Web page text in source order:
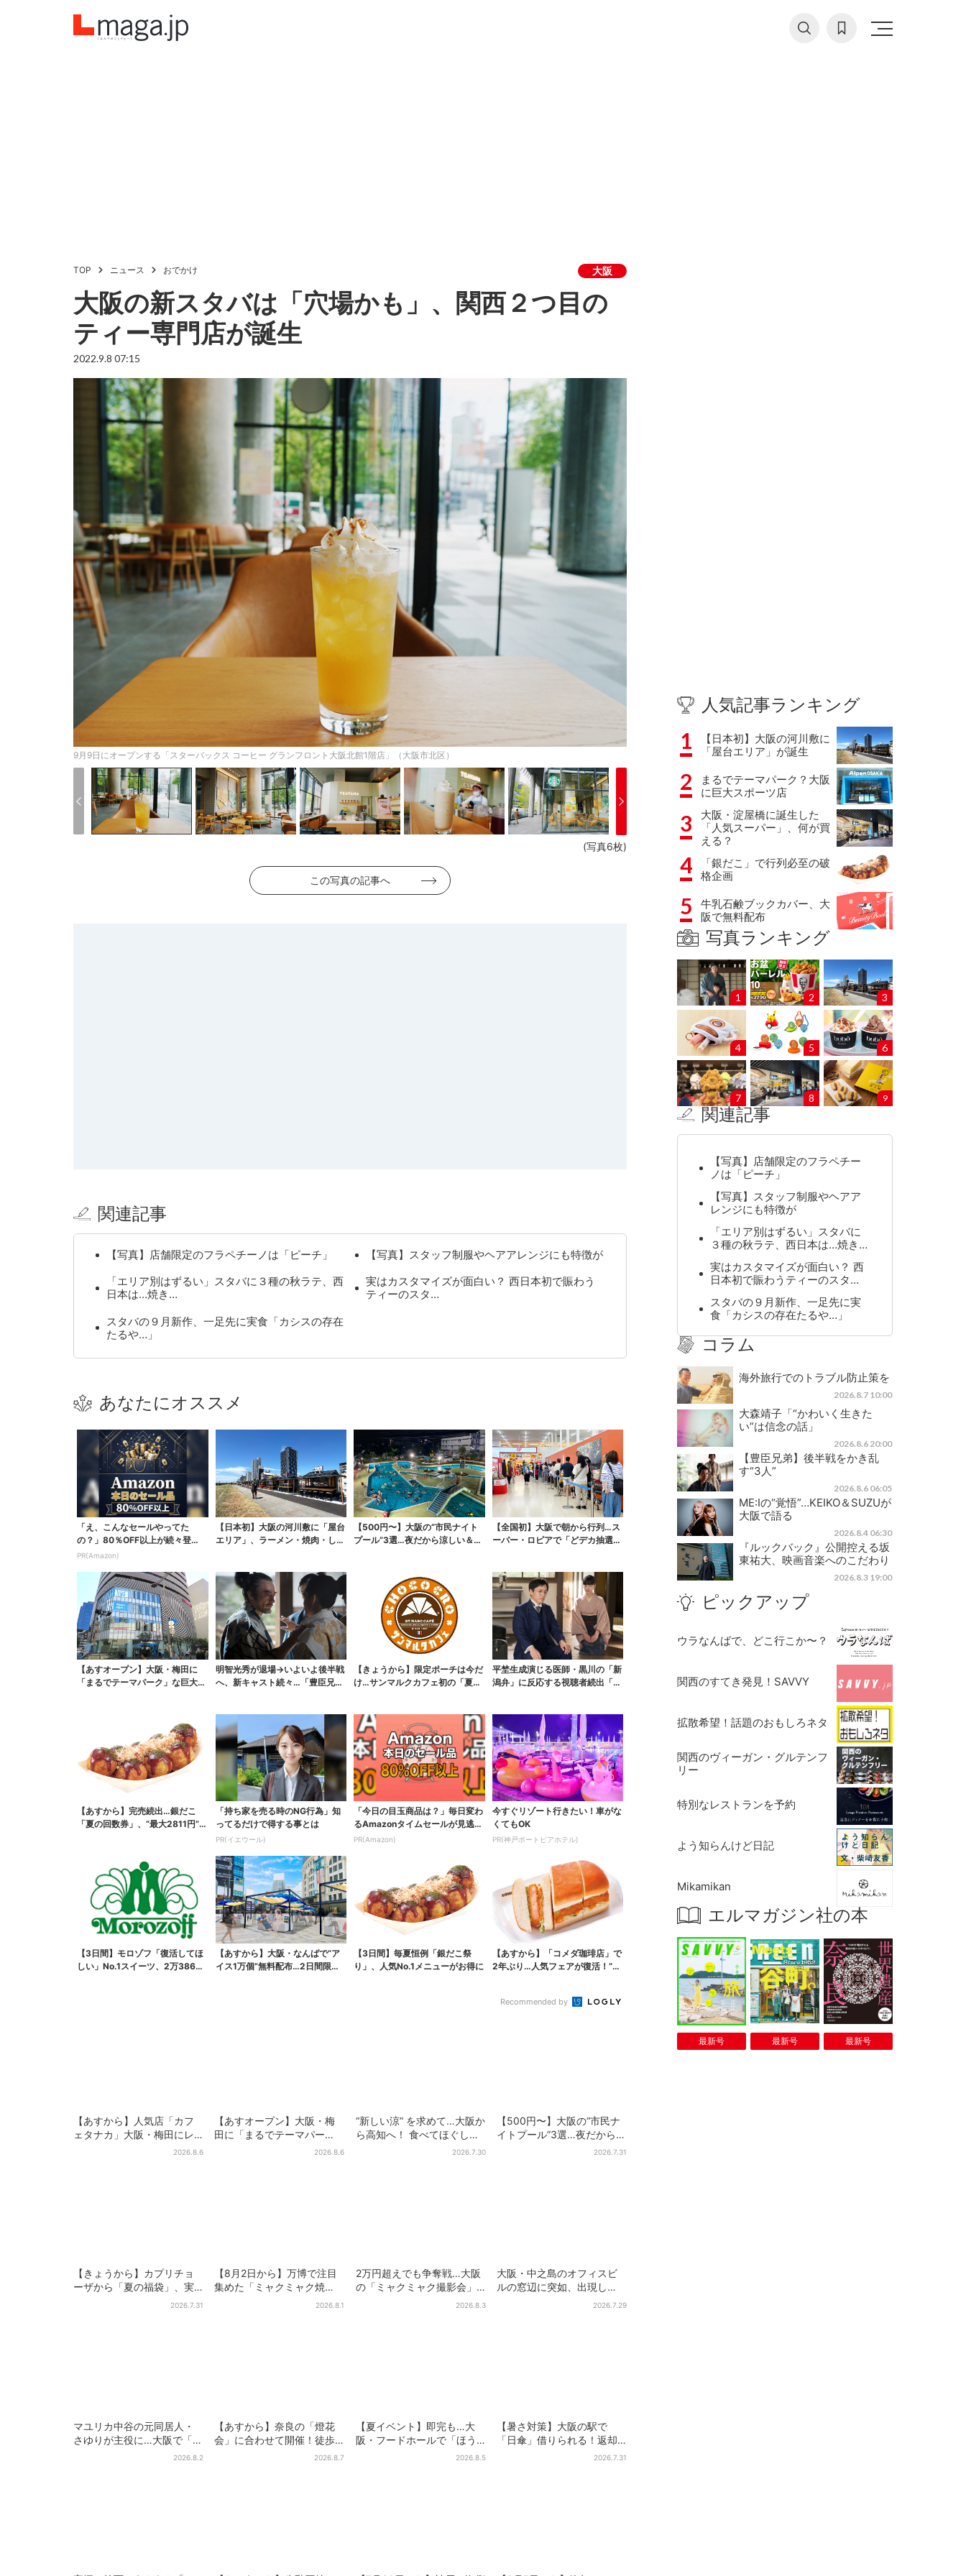
TOP ニュース おでかけ 大阪
大阪の新スタバは「穴場かも」、関西２つ目の
ティー専門店が誕生
2022.9.8 07:15
9月9日にオープンする「スターバックス コーヒー グランフロント大阪北館1階店」（大阪市北区）
(写真6枚)
この写真の記事へ
関連記事
【写真】店舗限定のフラペチーノは「ピーチ」
【写真】スタッフ制服やヘアアレンジにも特徴が
「エリア別はずるい」スタバに３種の秋ラテ、西
日本は…焼き…
実はカスタマイズが面白い？ 西日本初で賑わう
ティーのスタ…
スタバの９月新作、一足先に実食「カシスの存在
たるや…」
あなたにオススメ
「え、こんなセールやってた
の？」80％OFF以上が続々登
場！Amazonの本気が...
PR(Amazon)
【日本初】大阪の河川敷に「屋台
エリア」、ラーメン・焼肉・しゃ
【500円〜】大阪の“市民ナイト
プール”3選…夜だから涼しい＆コ
【全国初】大阪で朝から行列…ス
ーパー・ロピアで「どデカ抽選
【あすオープン】大阪・梅田に
「まるでテーマパーク」な巨大ス
明智光秀が退場→いよいよ後半戦
へ、新キャスト続々…「豊臣兄
【きょうから】限定ポーチは今だ
け…サンマルクカフェ初の「夏福
平埜生成演じる医師・黒川の「新
潟弁」に反応する視聴者続出「グ
【あすから】完売続出…銀だこ
「夏の回数券」、“最大2811円”お
「持ち家を売る時のNG行為」知
ってるだけで得する事とは
PR(イエウール)
「今日の目玉商品は？」毎日変わ
るAmazonタイムセールが見逃せ
ない
PR(Amazon)
今すぐリゾート行きたい！車がな
くてもOK
PR(神戸ポートピアホテル)
【3日間】モロゾフ「復活してほ
しい」No.1スイーツ、2万3865
【あすから】大阪・なんばで“ア
イス1万個”無料配布…2日間限定
【3日間】毎夏恒例「銀だこ祭
り」、人気No.1メニューがお得に
【あすから】「コメダ珈琲店」で
2年ぶり…人気フェアが復活！“ハ
Recommended by
【あすから】人気店「カフ
ェタナカ」大阪・梅田にレ
ア商品集結…本店人気パン＆
2026.8.6
【あすオープン】大阪・梅
田に「まるでテーマパー
ク」な巨大スポーツ店、461
2026.8.6
“新しい涼” を求めて…大阪か
ら高知へ！ 食べてほぐして
「仁淀ブルー」でととのう
2026.7.30
【500円〜】大阪の“市民ナ
イトプール”3選…夜だから涼
2026.7.31
【きょうから】カプリチョ
ーザから「夏の福袋」、実
質無料…？値段以上の食事券
2026.7.31
【8月2日から】万博で注目
集めた「ミャクミャク焼
き」初グッズ化！大阪・梅
2026.8.1
2万円超えでも争奪戦…大阪
の「ミャクミャク撮影会」
に全国からファン集結、参
2026.8.3
大阪・中之島のオフィスビ
ルの窓辺に突如、出現し
た……巨大インコ「何かい
2026.7.29
マユリカ中谷の元同居人・
さゆりが主役に…大阪で「呪
物展」開催、コンセプト2026.8.2
【あすから】奈良の「燈花
会」に合わせて開催！徒歩5
分…結婚式場が“バル”に、前
2026.8.7
【夏イベント】即完も…大
阪・フードホールで「ほう
せき箱」の“限定かき氷”が復
2026.8.5
【暑さ対策】大阪の駅で
「日傘」借りられる！返却
どこでもOK、熱中症対策に
2026.7.31
人気記事ランキング
1
【日本初】大阪の河川敷に
「屋台エリア」が誕生
2
まるでテーマパーク？大阪
に巨大スポーツ店
3
大阪・淀屋橋に誕生した
「人気スーパー」、何が買
える？
4
「銀だこ」で行列必至の破
格企画
5
牛乳石鹸ブックカバー、大
阪で無料配布
写真ランキング
1 2 3
4 5 6
7 8 9
関連記事
【写真】店舗限定のフラペチー
ノは「ピーチ」
【写真】スタッフ制服やヘアア
レンジにも特徴が
「エリア別はずるい」スタバに
３種の秋ラテ、西日本は…焼き…
実はカスタマイズが面白い？ 西
日本初で賑わうティーのスタ…
スタバの９月新作、一足先に実
食「カシスの存在たるや…」
コラム
海外旅行でのトラブル防止策を
2026.8.7 10:00
大森靖子「“かわいく生きた
い”は信念の話」
2026.8.6 20:00
【豊臣兄弟】後半戦をかき乱
す“3人”
2026.8.6 06:05
ME:Iの“覚悟”…KEIKO＆SUZUが
大阪で語る
2026.8.4 06:30
『ルックバック』公開控える坂
東祐大、映画音楽へのこだわり
2026.8.3 19:00
ピックアップ
ウラなんばで、どこ行こか〜？
関西のすてき発見！SAVVY
拡散希望！話題のおもしろネタ
関西のヴィーガン・グルテンフ
リー
特別なレストランを予約
よう知らんけど日記
Mikamikan
エルマガジン社の本
最新号 最新号 最新号